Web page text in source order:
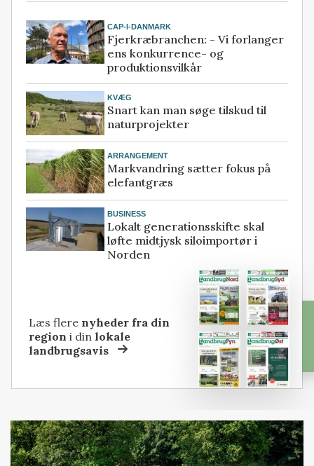
CAP-I-DANMARK
Fjerkræbranchen: - Vi forlanger
ens konkurrence- og
produktionsvilkår
KVÆG
Snart kan man søge tilskud til
naturprojekter
ARRANGEMENT
Markvandring sætter fokus på
elefantgræs
BUSINESS
Lokalt generationsskifte skal
løfte midtjysk siloimportør i
Norden
Læs flere nyheder fra din
region i dinlokale
landbrugsavis